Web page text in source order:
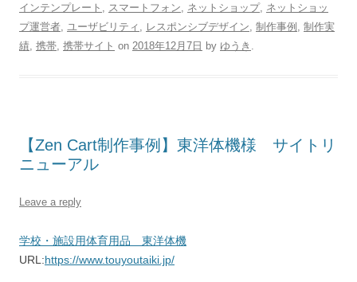
インテンプレート
スマートフォン ネットショップ, ネットショッ
プ運営者
ユーザビリティ レスポンシブデザイン 制作事例
制作実
績 携帯 携帯サイト on 2018年12月7日 by ゆうき
【Zen Cart制作事例】東洋体機様 サイトリ
ニューアル
Leave a reply
学校・施設用体育用品 東洋体機
URL:https://www.touyoutaiki.jp/